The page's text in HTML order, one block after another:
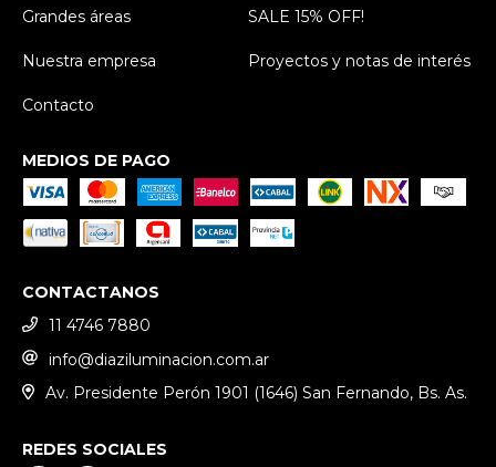
Grandes áreas SALE 15% OFF!
Nuestra empresa Proyectos y notas de interés
Contacto
MEDIOS DE PAGO
CONTACTANOS
11 4746 7880
info@diaziluminacion.com.ar
Av. Presidente Perón 1901 (1646) San Fernando, Bs. As.
REDES SOCIALES